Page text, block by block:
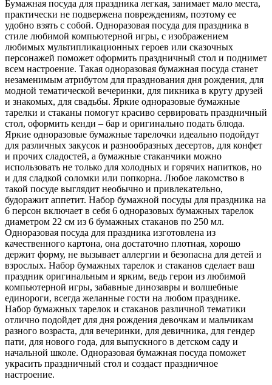
Бумажная посуда для праздника легкая, занимает мало места,
практически не подвержена повреждениям, поэтому ее
удобно взять с собой. Одноразовая посуда для праздника в
стиле любимой компьютерной игры, с изображением
любимых мультипликационных героев или сказочных
персонажей поможет оформить праздничный стол и поднимет
всем настроение. Такая одноразовая бумажная посуда станет
незаменимым атрибутом для празднования дня рождения, для
модной тематической вечеринки, для пикника в кругу друзей
и знакомых, для свадьбы. Яркие одноразовые бумажные
тарелки и стаканы помогут красиво сервировать праздничный
стол, оформить кенди – бар и оригинально подать блюда.
Яркие одноразовые бумажные тарелочки идеально подойдут
для различных закусок и разнообразных десертов, для конфет
и прочих сладостей, а бумажные стаканчики можно
использовать не только для холодных и горячих напитков, но
и для сладкой соломки или попкорна. Любое лакомство в
такой посуде выглядит необычно и привлекательно,
будоражит аппетит. Набор бумажной посуды для праздника на
6 персон включает в себя 6 одноразовых бумажных тарелок
диаметром 22 см из 6 бумажных стаканов по 250 мл.
Одноразовая посуда для праздника изготовлена из
качественного картона, она достаточно плотная, хорошо
держит форму, не вызывает аллергии и безопасна для детей и
взрослых. Набор бумажных тарелок и стаканов сделает ваш
праздник оригинальным и ярким, ведь герои из любимой
компьютерной игры, забавные динозавры и волшебные
единороги, всегда желанные гости на любом празднике.
Набор бумажных тарелок и стаканов различной тематики
отлично подойдет для дня рождения девочкам и мальчикам
разного возраста, для вечеринки, для девичника, для гендер
пати, для нового года, для выпускного в детском саду и
начальной школе. Одноразовая бумажная посуда поможет
украсить праздничный стол и создаст праздничное
настроение.